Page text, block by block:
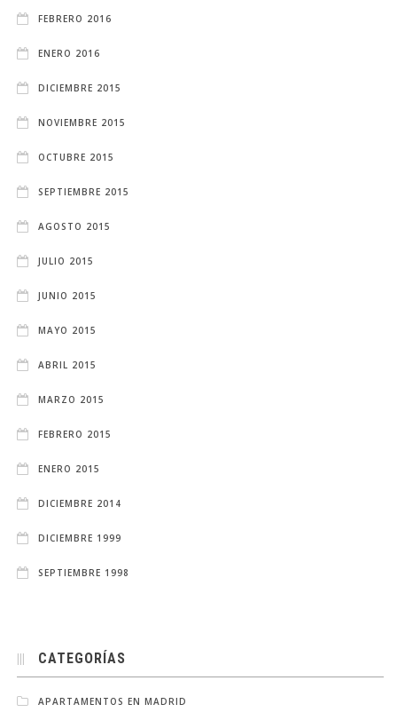
FEBRERO 2016
ENERO 2016
DICIEMBRE 2015
NOVIEMBRE 2015
OCTUBRE 2015
SEPTIEMBRE 2015
AGOSTO 2015
JULIO 2015
JUNIO 2015
MAYO 2015
ABRIL 2015
MARZO 2015
FEBRERO 2015
ENERO 2015
DICIEMBRE 2014
DICIEMBRE 1999
SEPTIEMBRE 1998
CATEGORÍAS
APARTAMENTOS EN MADRID